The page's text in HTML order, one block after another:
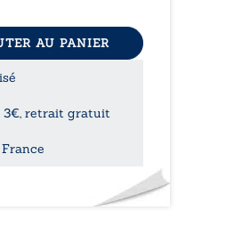
AU PANIER
3€, retrait gratuit